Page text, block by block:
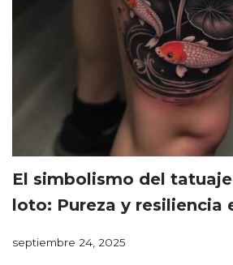
El simbolismo del
loto: Pureza y resiliencia
septiembre 24, 2025